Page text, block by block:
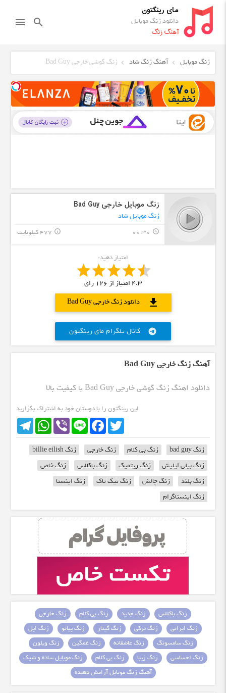
مای رینگتون
دانلود زنگ موبایل
آهنگ زنگ
search
menu
زنگ موبایل آهنگ زنگ شاد زنگ گوشی خارجی Bad Guy
زنگ موبایل خارجی Bad Guy
زنگ موبایل شاد
query_builder
00:30 477 کیلوبایت info_outline
امتیاز دهید:
4.3 امتیاز از126 رای
دانلود زنگ خارجی Bad Guy
download
کانال تلگرام مای رینگتون telegram
آهنگ زنگ خارجی Bad Guy
دانلود اهنگ زنگ گوشی خارجی Bad Guy با کیفیت بالا
این رینگتون را با دوستان خود به اشتراک بگزارید
TelegramWhatsApp Viber Line
FacebookTwitter
زنگ bad guy زنگ بی کلام زنگ خارجی
زنگ billie eilish
زنگ بیلی ایلیش
زنگ ریتمیک زنگ باکلاس
زنگ خاص
زنگ بلند
زنگ چالش زنگ تیک تاک
زنگ اینستا
زنگ اینستاگرام
زنگ باکلاس زنگ جدید زنگ بی کلام
زنگ خارجی
زنگ ایرانی
زنگ ترکی زنگ گیتار زنگ پیانو
زنگ اپل
زنگ سامسونگ
زنگ عاشقانه زنگ غمگین
زنگ ویلون
زنگ احساسی
زنگ زیبا زنگ بی کلام
زنگ موبایل ساده و شیک
آهنگ زنگ موبایل آرامش دهنده